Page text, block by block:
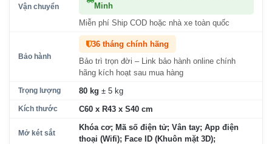
Vận chuyển
Minh
Miễn phí Ship COD hoặc nhà xe toàn quốc
Bảo hành
36 tháng chính hãng
Bảo trì trọn đời – Link bảo hành online chính
hãng kích hoạt sau mua hàng
Trọng lượng 80 kg ± 5 kg
Kích thước C60 x R43 x S40 cm
Mở két sắt
Khóa cơ; Mã số điện tử; Vân tay; App điện
thoại (Wifi); Face ID (Khuôn mặt 3D);